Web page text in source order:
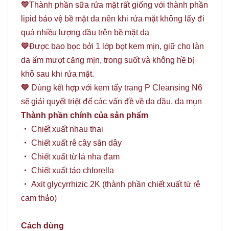
💛Thành phần sữa rửa mặt rất giống với thành phần
lipid bảo vệ bề mặt da nên khi rửa mặt không lấy đi
quá nhiều lượng dầu trên bề mặt da
💛Được bao bọc bởi 1 lớp bọt kem mịn, giữ cho làn
da ẩm mượt căng mịn, trong suốt và không hề bị
khô sau khi rửa mặt.
💛 Dùng kết hợp với kem tẩy trang P Cleansing N6
sẽ giải quyết triệt để các vấn đề về da dầu, da mụn
Thành phần chính của sản phẩm
・ Chiết xuất nhau thai
・ Chiết xuất rễ cây sắn dây
・ Chiết xuất từ ​​lá nha đam
・ Chiết xuất tảo chlorella
・ Axit glycyrrhizic 2K (thành phần chiết xuất từ rễ
cam thảo)
Cách dùng